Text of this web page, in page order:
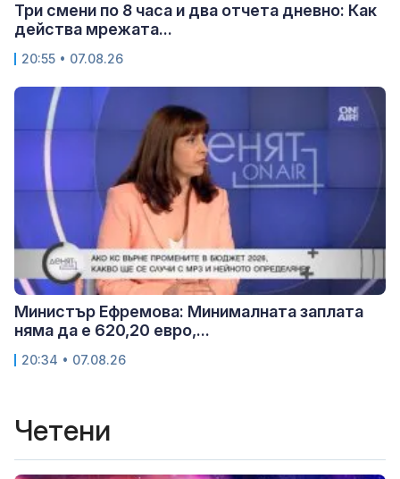
Три смени по 8 часа и два отчета дневно: Как
действа мрежата...
20:55 • 07.08.26
Министър Ефремова: Минималната заплата
няма да е 620,20 евро,...
20:34 • 07.08.26
Четени